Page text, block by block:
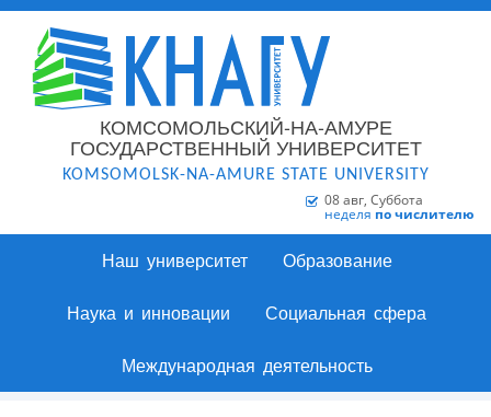
КОМСОМОЛЬСКИЙ-НА-АМУРЕ
ГОСУДАРСТВЕННЫЙ УНИВЕРСИТЕТ
KOMSOMOLSK-NA-AMURE STATE UNIVERSITY
08 авг, Суббота
неделя по числителю
Наш университет Образование
Наука и инновации Социальная сфера
Международная деятельность